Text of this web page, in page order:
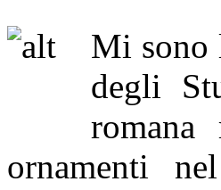
Mi sono
degli
romana
ornamenti